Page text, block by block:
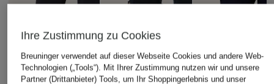
Ihre Zustimmung zu Cookies
Breuninger verwendet auf dieser Webseite Cookies und andere Web-
Technologien („Tools“). Mit Ihrer Zustimmung nutzen wir und unsere
Partner (Drittanbieter) Tools, um Ihr Shoppingerlebnis und unser